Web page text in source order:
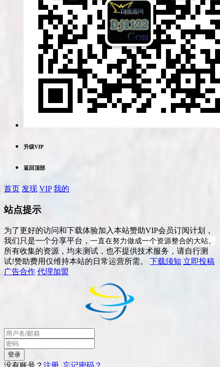
升级VIP
返回顶部
首页 发现 VIP 我的
站点提示
为了更好的访问和下载体验加入本站赞助VIP会员订阅计划，
我们只是一个分享平台， 一直在努力做成一个资源整合的大站。
所有收集的资源，均未测试，也不提供技术服务，请自行测
试!赞助费用仅维持本站的日常运营所需。 下载须知 立即投稿
广告合作 代理加盟
没有账号？ 注册 忘记密码？